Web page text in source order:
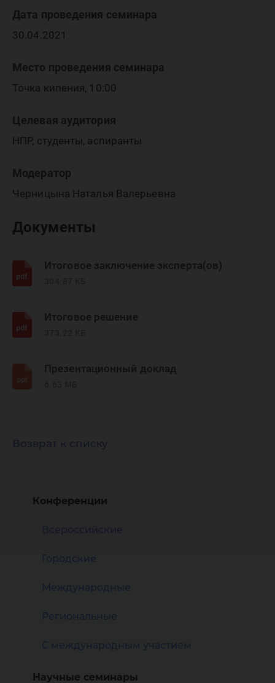
Дата проведения семинара
30.04.2021
Место проведения семинара
Точка кипения, 10:00
Целевая аудитория
НПР, студенты, аспиранты
Модератор
Черницына Наталья Валерьевна
Документы
Итоговое заключение эксперта(ов)
Итоговое решение
Презентационный доклад
Возврат к списку
Конференции
Городские
Научные семинары